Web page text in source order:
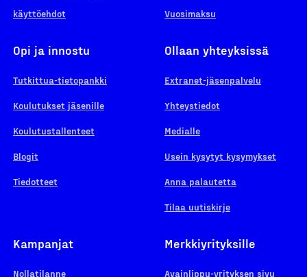
käyttöehdot
Vuosimaksu
Opi ja innostu
Tutkittua-tietopankki
Koulutukset jäsenille
Koulutustallenteet
Blogit
Tiedotteet
Ollaan yhteyksissä
Extranet-jäsenpalvelu
Yhteystiedot
Medialle
Usein kysytyt kysymykset
Anna palautetta
Tilaa uutiskirje
Kampanjat
Nollatilanne
Merkkiyrityksille
Avainlippu-yrityksen sivu